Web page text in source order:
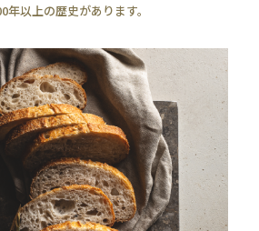
以上の歴史があります。
VIEW MORE